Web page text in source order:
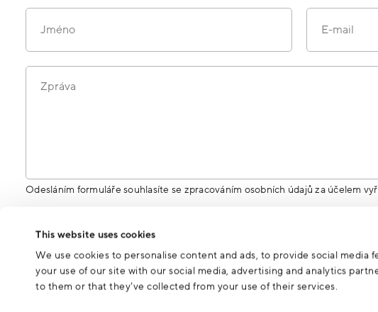
This website uses cookies
We use cookies to personalise content and ads, to provide social
your use of our site with our social media, advertising and analytics
to them or that they’ve collected from your use of their services.
Jméno E-mail
Zpráva
Odesláním formuláře souhlasíte se zpracováním osobních údajů za účelem